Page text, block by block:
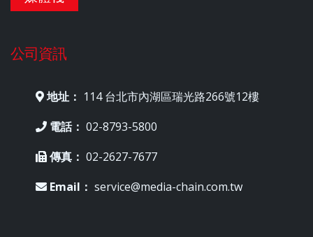
公司資訊
地址： 114 台北市內湖區瑞光路266號12樓
電話： 02-8793-5800
傳真： 02-2627-7677
Email： service@media-chain.com.tw